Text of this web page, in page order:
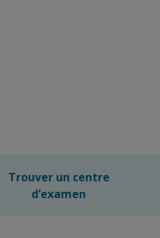
Trouver un centre
d’examen